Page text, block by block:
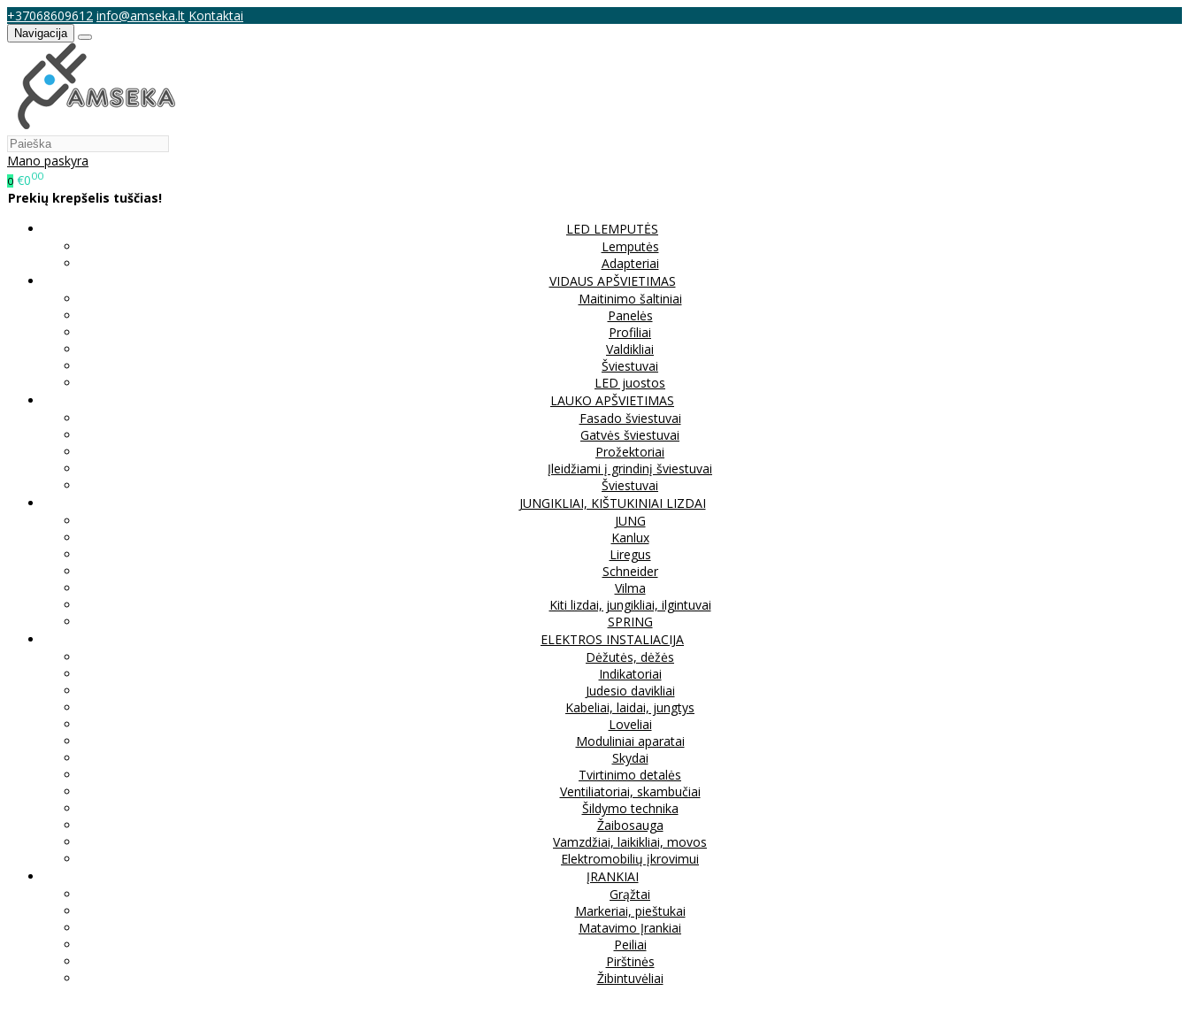
+37068609612 info@amseka.lt Kontaktai
Navigacija
Mano paskyra
0 €000
Prekių krepšelis tuščias!
LED LEMPUTĖS
Lemputės
Adapteriai
VIDAUS APŠVIETIMAS
Maitinimo šaltiniai
Panelės
Profiliai
Valdikliai
Šviestuvai
LED juostos
LAUKO APŠVIETIMAS
Fasado šviestuvai
Gatvės šviestuvai
Prožektoriai
Įleidžiami į grindinį šviestuvai
Šviestuvai
JUNGIKLIAI, KIŠTUKINIAI LIZDAI
JUNG
Kanlux
Liregus
Schneider
Vilma
Kiti lizdai, jungikliai, ilgintuvai
SPRING
ELEKTROS INSTALIACIJA
Dėžutės, dėžės
Indikatoriai
Judesio davikliai
Kabeliai, laidai, jungtys
Loveliai
Moduliniai aparatai
Skydai
Tvirtinimo detalės
Ventiliatoriai, skambučiai
Šildymo technika
Žaibosauga
Vamzdžiai, laikikliai, movos
Elektromobilių įkrovimui
ĮRANKIAI
Grąžtai
Markeriai, pieštukai
Matavimo Įrankiai
Peiliai
Pirštinės
Žibintuvėliai